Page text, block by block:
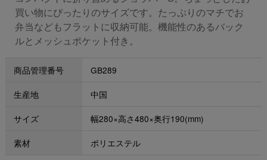
買い物にぴったりのサイズです。たっぷりのマチでお
弁当などもフラットに収納可能。機能性のあるバック
ルとメッシュポケット付き。
商品管理番号 GB289
生産地 中国
サイズ 幅280×高さ480×奥行190(mm)
素材 ポリエステル